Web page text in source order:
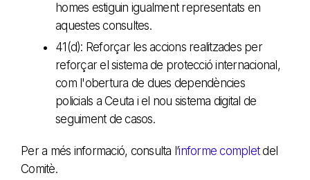
homes estiguin igualment representats en
aquestes consultes.
41(d): Reforçar les accions realitzades per
reforçar el sistema de protecció internacional,
com l'obertura de dues dependències
policials a Ceuta i el nou sistema digital de
seguiment de casos.
Per a més informació, consulta l’informe completdel
Comitè.